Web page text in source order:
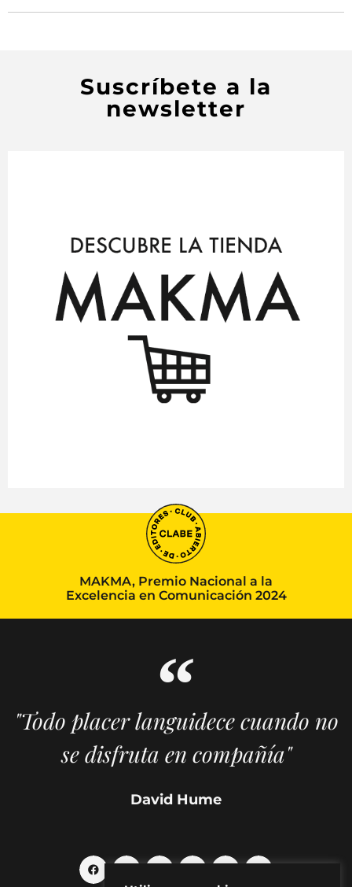
Suscríbete a la
newsletter
MAKMA, Premio Nacional a la
Excelencia en Comunicación 2024
"Todo placer languidece cuando no
se disfruta en compañía"
David Hume